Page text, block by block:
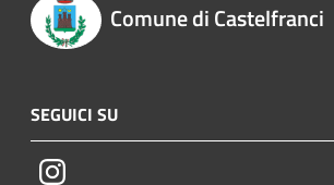
Comune di Castelfranci
SEGUICI SU
Instagram